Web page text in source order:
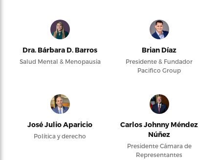
Dra. Bárbara D. Barros
Salud Mental & Menopausia
Brian Díaz
Presidente & Fundador
Pacifico Group
José Julio Aparicio
Política y derecho
Carlos Johnny Méndez
Núñez
Presidente Cámara de
Representantes